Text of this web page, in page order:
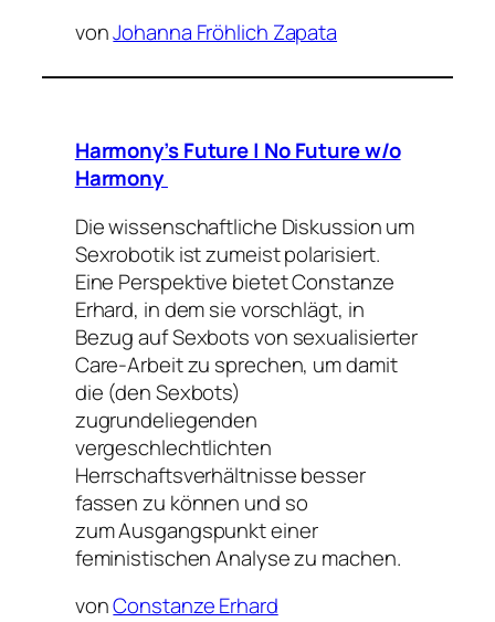
vonJohanna Fröhlich Zapata
Harmony’s Future | No Future w/o
Harmony
Die wissenschaftliche Diskussion um
Sexrobotik ist zumeist polarisiert.
Eine Perspektive bietet Constanze
Erhard, in dem sie vorschlägt, in
Bezug auf Sexbots von sexualisierter
Care-Arbeit zu sprechen, um damit
die (den Sexbots)
zugrundeliegenden
vergeschlechtlichten
Herrschaftsverhältnisse besser
fassen zu können und so
zum Ausgangspunkt einer
feministischen Analyse zu machen.
vonConstanze Erhard